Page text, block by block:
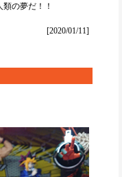
の夢だ！！
[2020/01/11]